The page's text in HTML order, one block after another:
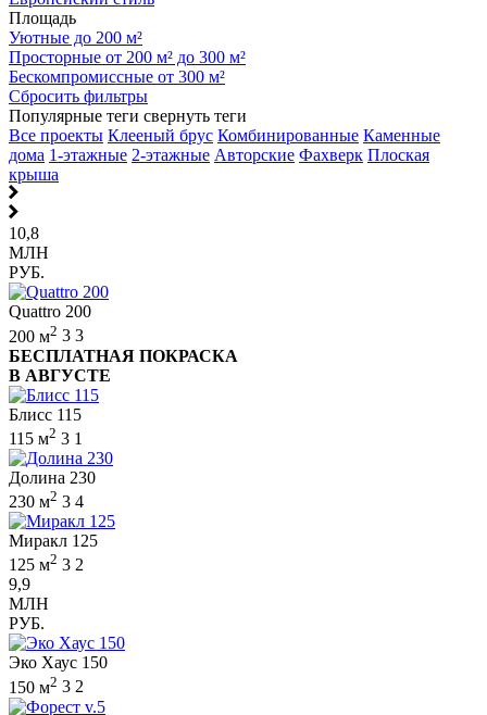
Площадь
Уютные до 200 м²
Просторные от 200 м² до 300 м²
Бескомпромиссные от 300 м²
Сбросить фильтры
Популярные теги свернуть теги
Все проекты Клееный брус Комбинированные Каменные
дома 1-этажные 2-этажные Авторские Фахверк Плоская
крыша
10,8
МЛН
РУБ.
Quattro 200
200 м2 3 3
БЕСПЛАТНАЯ ПОКРАСКА
В АВГУСТЕ
Блисс 115
115 м2 3 1
Долина 230
230 м2 3 4
Миракл 125
125 м2 3 2
9,9
МЛН
РУБ.
Эко Хаус 150
150 м2 3 2